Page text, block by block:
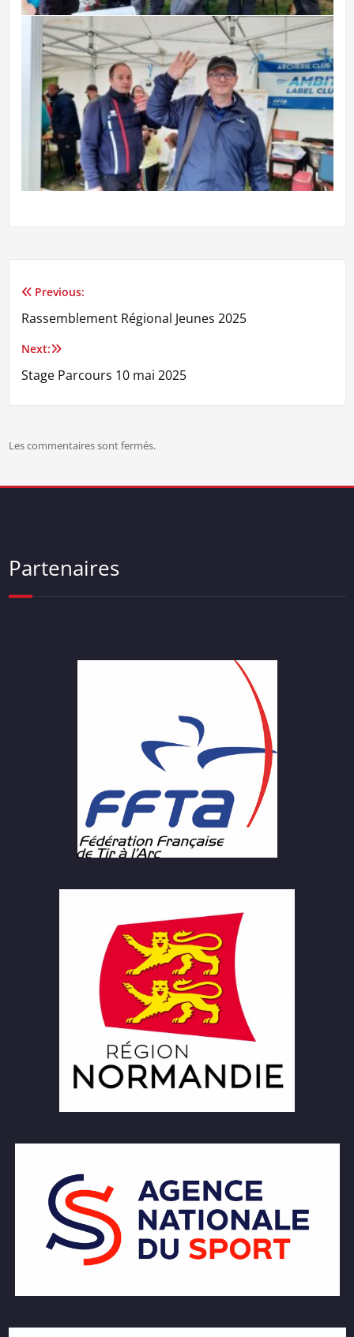
Navigation
de
l’article
Previous:
Rassemblement Régional Jeunes 2025
Next:
Stage Parcours 10 mai 2025
Les commentaires sont fermés.
Partenaires